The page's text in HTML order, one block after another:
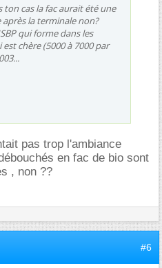
ton cas la fac aurait été une
la terminale non?
qui forme dans les
chère (5000 à 7000 par
pas trop l'ambiance
en fac de bio sont
, non ??
#6